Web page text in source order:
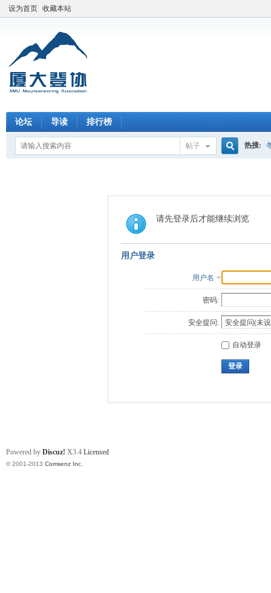
设为首页 收藏本站
论坛 导读 排行榜
帖子
索
热搜:
请先登录后才能继续浏览
用户登录
用户名
密码:
安全提问:
自动登录
登录
Powered by Discuz! X3.4 Licensed
© 2001-2013 Comsenz Inc.